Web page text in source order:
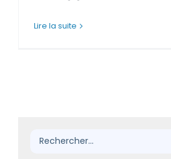
Lire la suite
Rechercher: